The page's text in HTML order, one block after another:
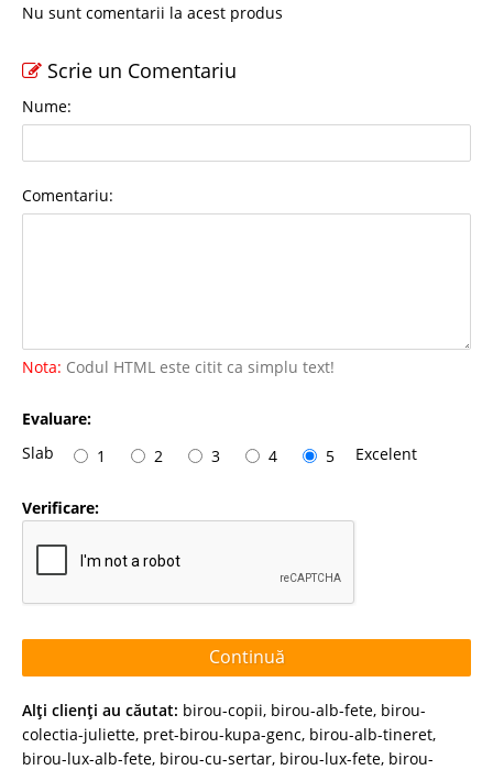
Nu sunt comentarii la acest produs
Scrie un Comentariu
Nume:
Comentariu:
Nota: Codul HTML este citit ca simplu text!
Evaluare:
Slab
1 2 3 4 5 Excelent
Verificare:
Continuă
Alţi clienţi au căutat: birou-copii, birou-alb-fete, birou-
colectia-juliette, pret-birou-kupa-genc, birou-alb-tineret,
birou-lux-alb-fete, birou-cu-sertar, birou-lux-fete, birou-